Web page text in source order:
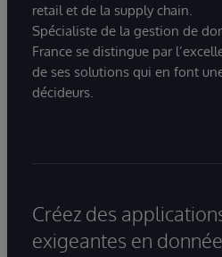
retail et de la supply chain.
Spécialiste de la gestion de
France se distingue par
de ses solutions qui en font
décideurs.
Créez des
exigeantes en